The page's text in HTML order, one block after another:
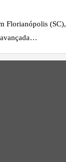
Florianópolis (SC),